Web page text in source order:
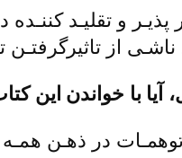
پذیـر و تقلیـد
از تاثیرگرفتـن
آیا با خواندن این
توهمـات در ذهـن